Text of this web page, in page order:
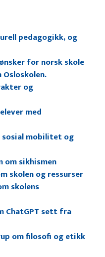
pedagogikk, og
for norsk skole
Osloskolen.
og
med
sosial mobilitet og
om sikhismen
skolen og ressurser
skolens
ChatGPT sett fra
om filosofi og etikk